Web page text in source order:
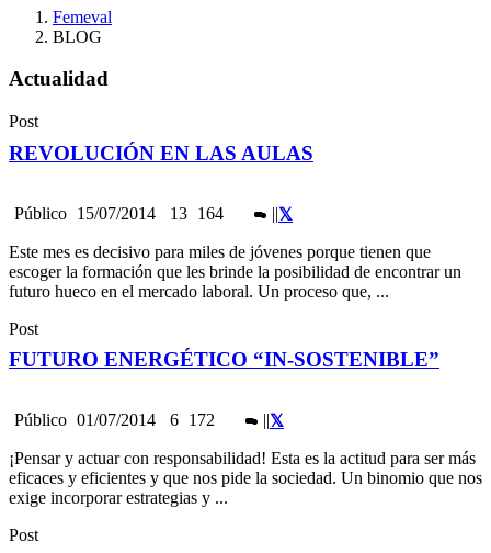
Femeval
BLOG
Actualidad
Post
REVOLUCIÓN EN LAS AULAS
Público 15/07/2014 13 164 ||
Este mes es decisivo para miles de jóvenes porque tienen que
escoger la formación que les brinde la posibilidad de encontrar un
futuro hueco en el mercado laboral. Un proceso que, ...
Post
FUTURO ENERGÉTICO “IN-SOSTENIBLE”
Público 01/07/2014 6 172 ||
¡Pensar y actuar con responsabilidad! Esta es la actitud para ser más
eficaces y eficientes y que nos pide la sociedad. Un binomio que nos
exige incorporar estrategias y ...
Post